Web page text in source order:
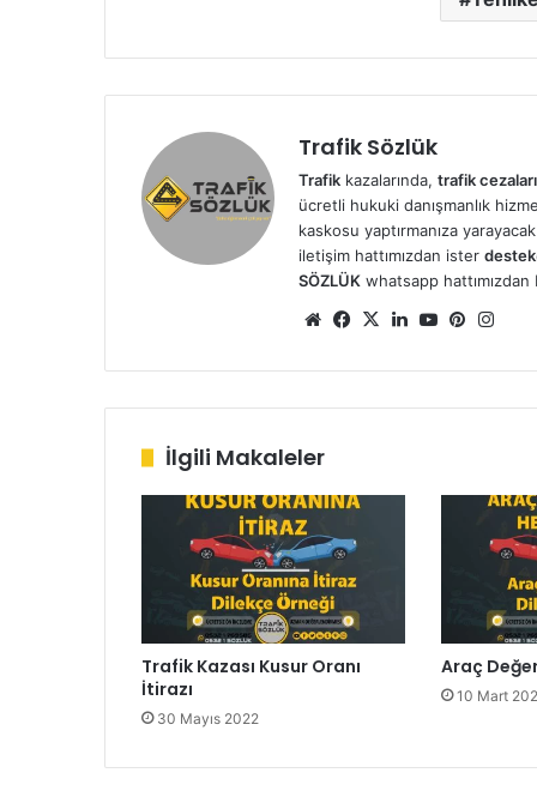
Trafik Sözlük
Trafik kazalarında, trafik cezaları
ücretli hukuki danışmanlık
kaskosu yaptırmanıza
iletişim hattımızdan ister
SÖZLÜK whatsapp hattımızdan
We
sit
esi
Fa
bo
ok
X
Lin
dIn
Yo
ub
e
Pin
est ra
m
İlgili Makaleler
Trafik Kazası Kusur Oranı
İtirazı
30 Mayıs 2022
Araç
10 Mart